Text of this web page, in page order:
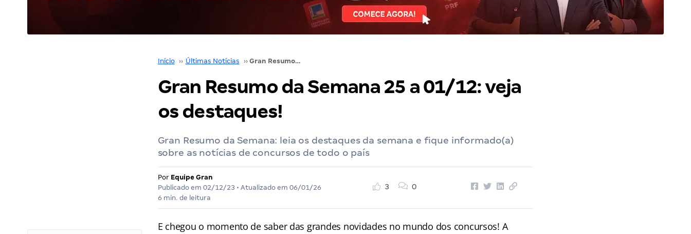
Início ›› Últimas Notícias ›› Gran Resumo da Semana 25 a 01/12: veja os destaques!
Gran Resumo da Semana 25 a 01/12: veja
os destaques!
Gran Resumo da Semana: leia os destaques da semana e fique informado(a)
sobre as notícias de concursos de todo o país
Por Equipe Gran
Publicado em 02/12/23 • Atualizado em 06/01/26
6 min. de leitura
3 0
E chegou o momento de saber das grandes novidades no mundo dos concursos! A